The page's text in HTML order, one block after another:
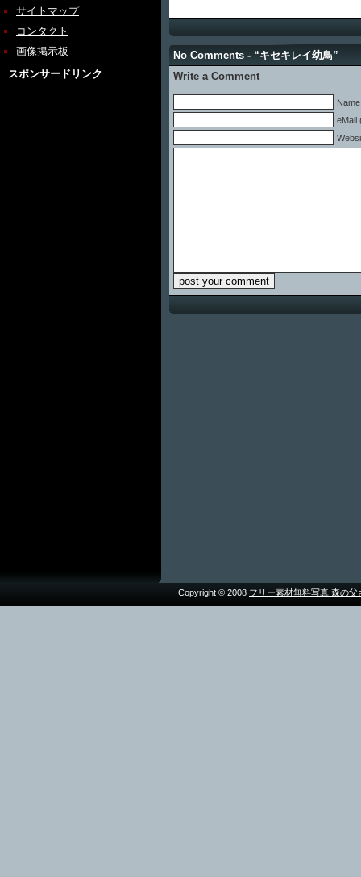
サイトマップ
コンタクト
画像掲示板
スポンサードリンク
No Comments - “キセキレイ幼鳥”
Write a Comment
eMail
Copyright © 2008 フリー素材無料写真 森の父